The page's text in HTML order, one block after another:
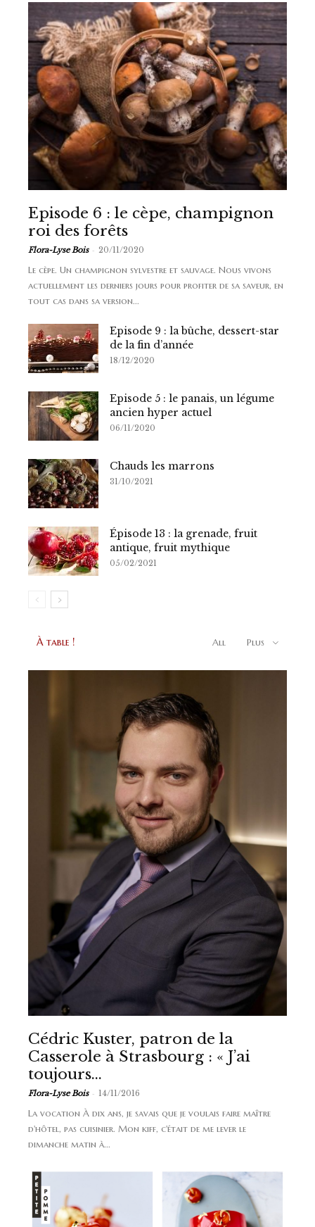
Episode 6 : le cèpe, champignon
roi des forêts
Flora-Lyse Bois - 20/11/2020
Le cèpe. Un champignon sylvestre et sauvage. Nous vivons
actuellement les derniers jours pour profiter de sa saveur, en
tout cas dans sa version...
Episode 9 : la bûche, dessert-star
de la fin d’année
18/12/2020
Episode 5 : le panais, un légume
ancien hyper actuel
06/11/2020
Chauds les marrons
31/10/2021
Épisode 13 : la grenade, fruit
antique, fruit mythique
05/02/2021
À table ! All Plus
Cédric Kuster, patron de la
Casserole à Strasbourg : « J’ai
toujours...
Flora-Lyse Bois - 14/11/2016
La vocation À dix ans, je savais que je voulais faire maître
d'hôtel, pas cuisinier. Mon kiff, c'était de me lever le
dimanche matin à...